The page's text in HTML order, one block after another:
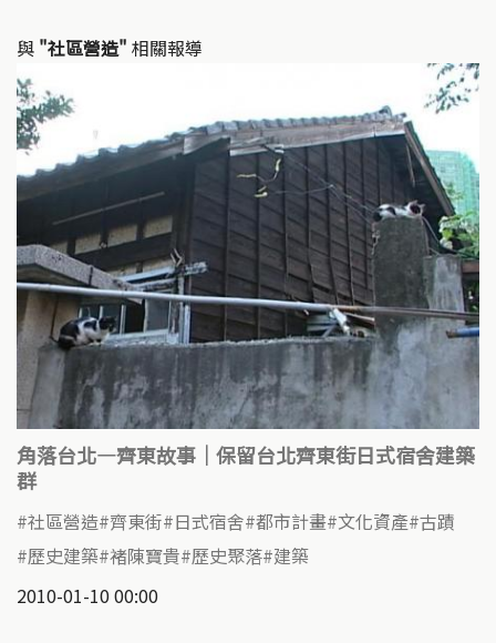
與 "社區營造" 相關報導
角落台北—齊東故事｜保留台北齊東街日式宿舍建築
群
社區營造 齊東街 日式宿舍 都市計畫 文化資產 古蹟
歷史建築 褚陳寶貴 歷史聚落 建築
2010-01-10 00:00